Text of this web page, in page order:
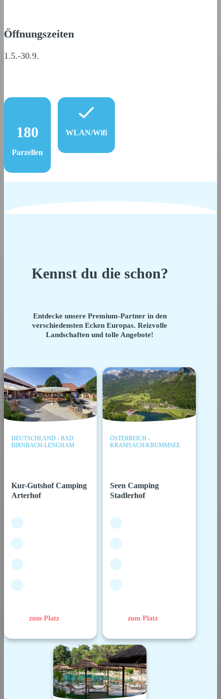
Öffnungszeiten
1.5.-30.9.
180
Parzellen
WLAN/Wifi
Kennst du die schon?
Entdecke unsere Premium-Partner in den
verschiedensten Ecken Europas. Reizvolle
Landschaften und tolle Angebote!
DEUTSCHLAND - BAD
BIRNBACH-LENGHAM
Kur-Gutshof Camping
Arterhof
zum Platz
ÖSTERREICH -
KRAMSACH/KRUMMSEE
Seen Camping
Stadlerhof
zum Platz